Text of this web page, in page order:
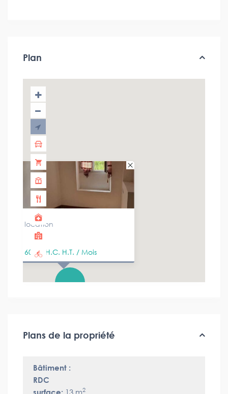
Plan
location
600 € H.C. H.T. / Mois
Plans de la propriété
Bâtiment :
RDC
surface: 13 m2